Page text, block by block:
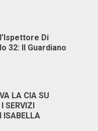
Di
32: Il Guardiano
LA CIA SU
SERVIZI
ISABELLA